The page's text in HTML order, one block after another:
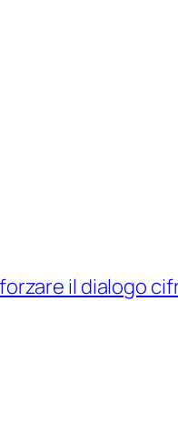
il dialogo